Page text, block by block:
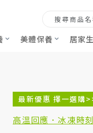
美體保養 居家
最新優惠 擇一選購
高溫回應．冰凍時